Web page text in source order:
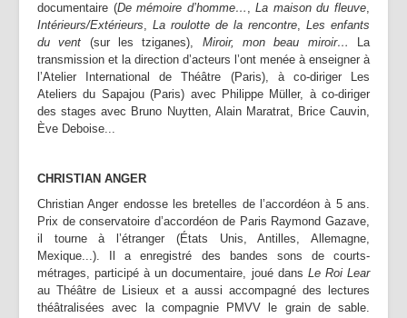
documentaire (De mémoire d’homme… ,La maison du fleuve,
Intérieurs/Extérieurs, La roulotte de la rencontre, Les enfants
du vent (sur les tziganes), Miroir, mon beau miroir…
La
transmission et la direction d’acteurs l’ont menée à enseigner à
l’Atelier International de Théâtre (Paris), à co-diriger Les
Ateliers du Sapajou (Paris) avec Philippe Müller, à co-diriger
des stages avec Bruno Nuytten, Alain Maratrat, Brice Cauvin,
Ève Deboise...
CHRISTIAN ANGER
Christian Anger endosse les bretelles de l’accordéon à 5 ans.
Prix de conservatoire d’accordéon de Paris Raymond Gazave,
il tourne à l’étranger (États Unis, Antilles, Allemagne,
Mexique...). Il a enregistré des bandes sons de courts-
métrages, participé à un documentaire, joué dans Le Roi Lear
au Théâtre de Lisieux et a aussi accompagné des lectures
théâtralisées avec la compagnie PMVV le grain de sable.